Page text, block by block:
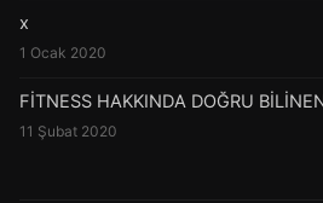
x
1 Ocak 2020
FİTNESS HAKKINDA DOĞRU
11 Şubat 2020